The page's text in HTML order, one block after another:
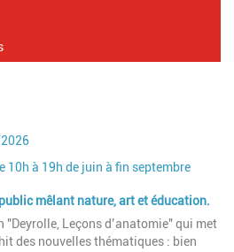
fin
10h à 19h de juin à fin septembre
mêlant nature, art et éducation.
Leçons d’anatomie" qui met
des nouvelles thématiques : bien